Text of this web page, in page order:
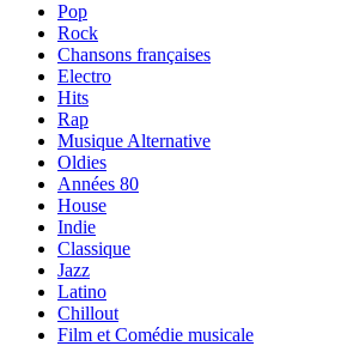
Pop
Rock
Chansons françaises
Electro
Hits
Rap
Musique Alternative
Oldies
Années 80
House
Indie
Classique
Jazz
Latino
Chillout
Film et Comédie musicale